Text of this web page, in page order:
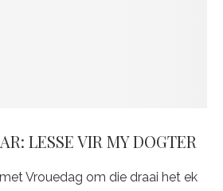
LESSE VIR MY DOGTER
Vrouedag om die draai het ek